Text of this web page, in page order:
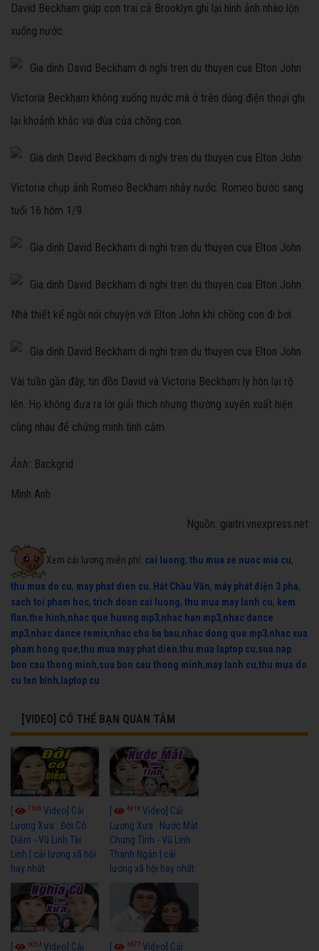
David Beckham giúp con trai cả Brooklyn ghi lại hình ảnh nhào lộn
xuống nước.
Victoria Beckham không xuống nước mà ở trên dùng điện thoại ghi
lại khoảnh khắc vui đùa của chồng con.
Victoria chụp ảnh Romeo Beckham nhảy nước. Romeo bước sang
tuổi 16 hôm 1/9.
Nhà thiết kế ngồi nói chuyện với Elton John khi chồng con đi bơi.
Vài tuần gần đây, tin đồn David và Victoria Beckham ly hôn lại rộ
lên. Họ không đưa ra lời giải thích nhưng thường xuyên xuất hiện
cùng nhau để chứng minh tình cảm.
Ảnh: Backgrid
Minh Anh
Nguồn: giaitri.vnexpress.net
Xem cải lương miễn phí: cai luong, thu mua xe nuoc mia cu,
thu mua do cu, may phat dien cu, Hát Chầu Văn, máy phát điện 3 pha,
sach toi pham hoc, trich doan cai luong, thu mua may lanh cu, kem
flan,the hinh,nhac que huong mp3,nhac han mp3,nhac dance
mp3,nhac dance remix,nhac cho ba bau,nhac dong que mp3,nhac xua
pham hong que,thu mua may phat dien,thu mua laptop cu,sua nap
bon cau thong minh,sua bon cau thong minh,may lanh cu,thu mua do
cu tan binh, laptop cu
[VIDEO] CÓ THỂ BẠN QUAN TÂM
7665 Video] Cải
Lương Xưa : Đời Cô
Diễm - Vũ Linh Tài
Linh | cải lương xã hội
hay nhất
6918Video] Cải
Lương Xưa : Nước Mắt
Chung Tình - Vũ Linh
Thanh Ngân | cải
lương xã hội hay nhất
6054Video] Cải 6677Video] Cải